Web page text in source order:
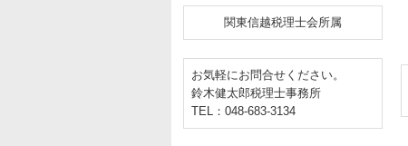
関東信越税理士会所属
お気軽にお問合せください。
鈴木健太郎税理士事務所
TEL：048-683-3134